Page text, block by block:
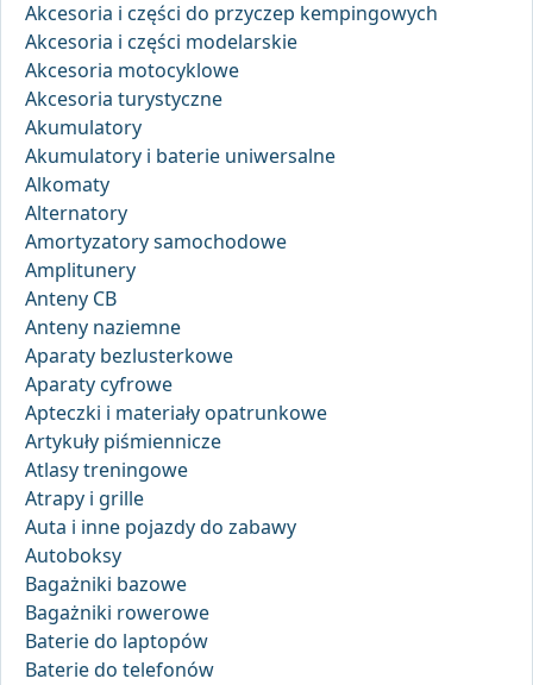
Akcesoria i części do przyczep kempingowych
Akcesoria i części modelarskie
Akcesoria motocyklowe
Akcesoria turystyczne
Akumulatory
Akumulatory i baterie uniwersalne
Alkomaty
Alternatory
Amortyzatory samochodowe
Amplitunery
Anteny CB
Anteny naziemne
Aparaty bezlusterkowe
Aparaty cyfrowe
Apteczki i materiały opatrunkowe
Artykuły piśmiennicze
Atlasy treningowe
Atrapy i grille
Auta i inne pojazdy do zabawy
Autoboksy
Bagażniki bazowe
Bagażniki rowerowe
Baterie do laptopów
Baterie do telefonów